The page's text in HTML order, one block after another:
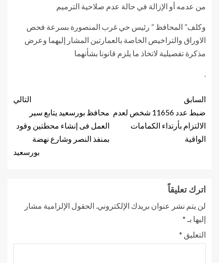
من عدمه أو الإزالة في حالة عدم صلاحية الترميم
وكلف” المحافظ ” رئيس حي غرب المنصورة بسرعة فحص
الاوراق والتراخيص الخاصة بالعمارتين المشار إليهما وعرض
مذكرة تفصيلية لاتخاذ ما يلزم قانونا بشأنهما
السابق
ضبط عدد 11656 شخص لعدم
الالتزام بأرتداء الكمامات
الواقية
التالي
محافظ بورسعيد يتابع سير
العمل فى إنشاء محطتين وقود
بمنفذ النصر وشارع نهضة
بورسعيد
اترك تعليقاً
لن يتم نشر عنوان بريدك الإلكتروني. الحقول الإلزامية مشار
إليها بـ *
التعليق *